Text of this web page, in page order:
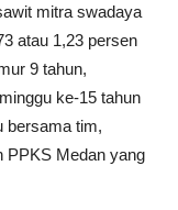
mitra swadaya
atau 1,23 persen
9 tahun,
ke-15 tahun
bersama tim,
PPKS Medan yang